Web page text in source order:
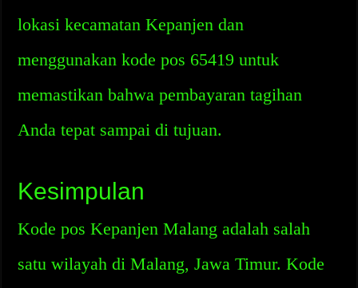
lokasi kecamatan Kepanjen dan
menggunakan kode pos 65419 untuk
memastikan bahwa pembayaran tagihan
Anda tepat sampai di tujuan.
Kesimpulan
Kode pos Kepanjen Malang adalah salah
satu wilayah di Malang, Jawa Timur. Kode